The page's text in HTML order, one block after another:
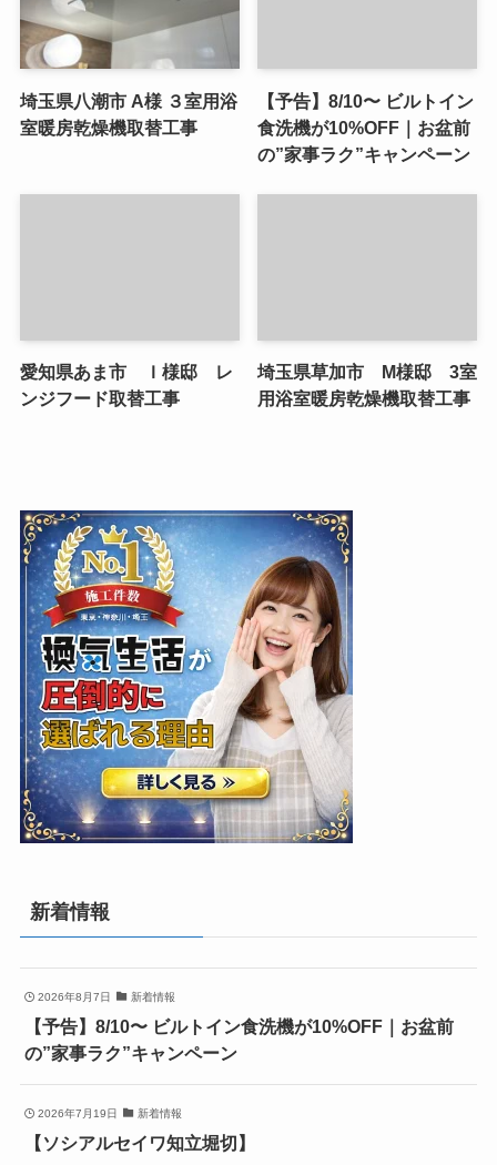
埼玉県八潮市 A様 ３室用浴
室暖房乾燥機取替工事
【予告】8/10〜 ビルトイン
食洗機が10%OFF｜お盆前
の”家事ラク”キャンペーン
愛知県あま市 Ｉ様邸 レ
ンジフード取替工事
埼玉県草加市 M様邸 3室
用浴室暖房乾燥機取替工事
新着情報
2026年8月7日 新着情報
【予告】8/10〜 ビルトイン食洗機が10%OFF｜お盆前
の”家事ラク”キャンペーン
2026年7月19日 新着情報
【ソシアルセイワ知立堀切】